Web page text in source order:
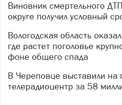
Виновник смертельного ДТП в Нюксенском
округе получил условный
Вологодская область оказалась среди регионов,
где растет поголовье
фоне общего спада
В Череповце выставили на продажу бывший
телерадиоцентр за 58